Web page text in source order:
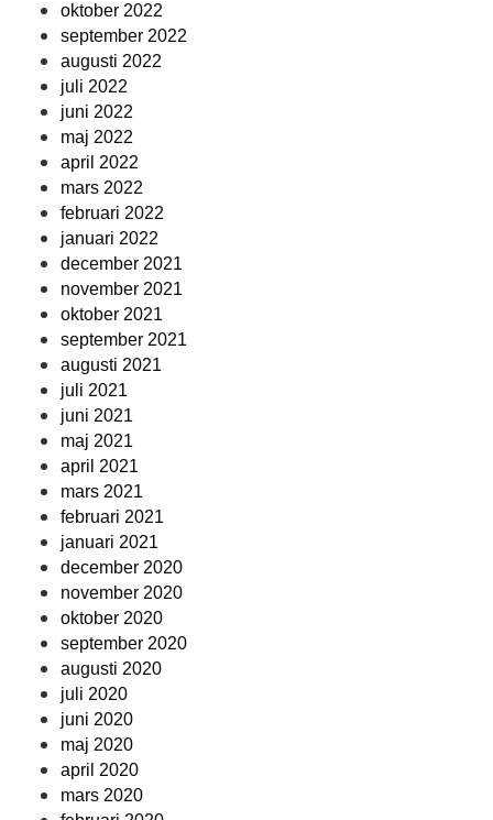
oktober 2022
september 2022
augusti 2022
juli 2022
juni 2022
maj 2022
april 2022
mars 2022
februari 2022
januari 2022
december 2021
november 2021
oktober 2021
september 2021
augusti 2021
juli 2021
juni 2021
maj 2021
april 2021
mars 2021
februari 2021
januari 2021
december 2020
november 2020
oktober 2020
september 2020
augusti 2020
juli 2020
juni 2020
maj 2020
april 2020
mars 2020